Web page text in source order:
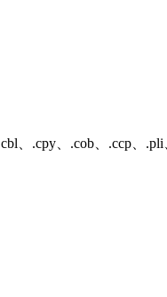
cbl、.cpy、.cob、.ccp、.pli